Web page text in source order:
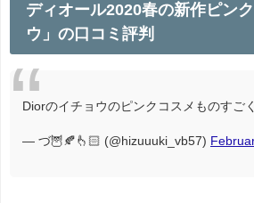
ディオール2020春の新作ピン
ウ」の口コミ評判
Diorのイチョウのピンクコスメものすご
— づ🦉🍂👆🏻 (@hizuuuki_vb57)